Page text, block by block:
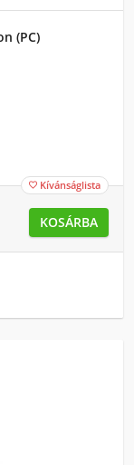
(PC)
 Kívánságlista
KOSÁRBA